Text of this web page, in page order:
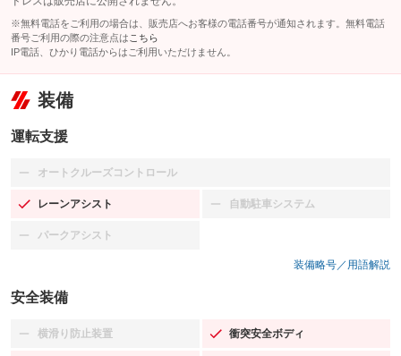
※無料電話をご利用の場合は、販売店へお客様の電話番号が通知されます。無料電話
番号ご利用の際の注意点は こちら
IP電話、ひかり電話からはご利用いただけません。
装備
運転支援
オートクルーズコントロール
：装備なし
レーンアシスト
：装備あり 自動駐車システム
：装備なし
パークアシスト
：装備なし
装備略号／用語解説
安全装備
横滑り防止装置
：装備なし 衝突安全ボディ
：装備あり